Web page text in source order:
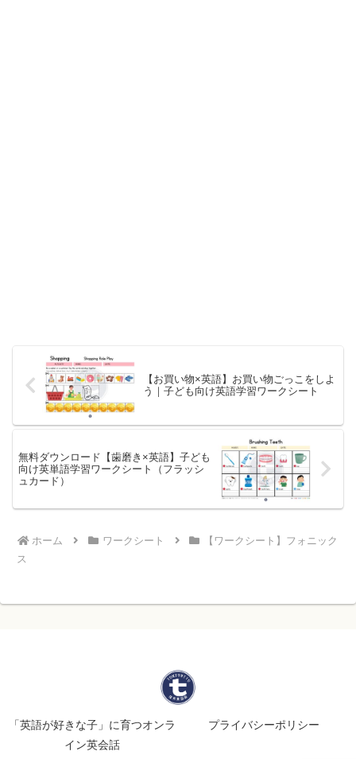
【お買い物×英語】お買い物ごっこをしよ
う｜子ども向け英語学習ワークシート
無料ダウンロード【歯磨き×英語】子ども
向け英単語学習ワークシート（フラッシ
ュカード）
ホーム ワークシート
【ワークシート】フォニック
ス
「英語が好きな子」に育つオンラ
イン英会話
プライバシーポリシー